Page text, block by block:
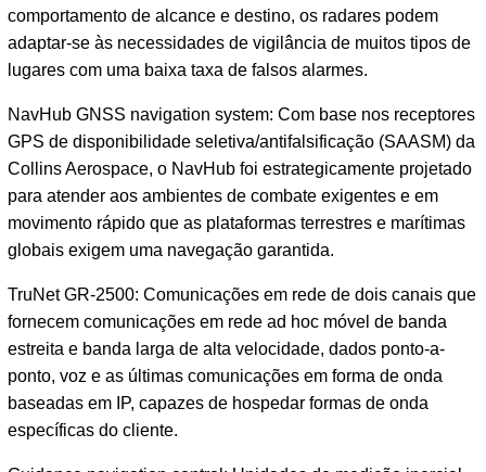
comportamento de alcance e destino, os radares podem
adaptar-se às necessidades de vigilância de muitos tipos de
lugares com uma baixa taxa de falsos alarmes.
NavHub GNSS navigation system: Com base nos receptores
GPS de disponibilidade seletiva/antifalsificação (SAASM) da
Collins Aerospace, o NavHub foi estrategicamente projetado
para atender aos ambientes de combate exigentes e em
movimento rápido que as plataformas terrestres e marítimas
globais exigem uma navegação garantida.
TruNet GR-2500: Comunicações em rede de dois canais que
fornecem comunicações em rede ad hoc móvel de banda
estreita e banda larga de alta velocidade, dados ponto-a-
ponto, voz e as últimas comunicações em forma de onda
baseadas em IP, capazes de hospedar formas de onda
específicas do cliente.